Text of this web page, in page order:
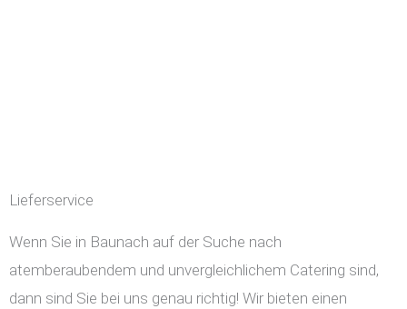
Lieferservice
Wenn Sie in Baunach auf der Suche nach
atemberaubendem und unvergleichlichem Catering sind,
dann sind Sie bei uns genau richtig! Wir bieten einen